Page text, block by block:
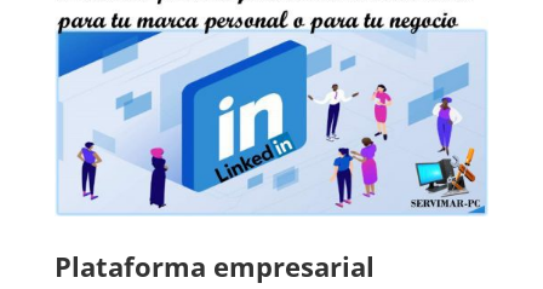
Plataforma empresarial